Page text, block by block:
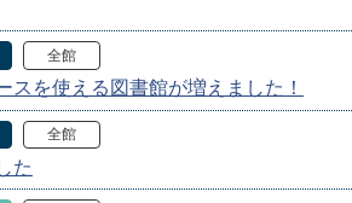
全館
スを使える図書館が増えました！
全館
た